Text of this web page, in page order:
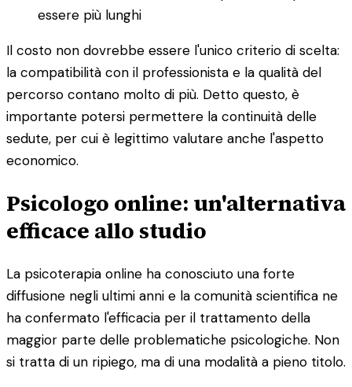
essere più lunghi
Il costo non dovrebbe essere l'unico criterio di scelta:
la compatibilità con il professionista e la qualità del
percorso contano molto di più. Detto questo, è
importante potersi permettere la continuità delle
sedute, per cui è legittimo valutare anche l'aspetto
economico.
Psicologo online: un'alternativa
efficace allo studio
La psicoterapia online ha conosciuto una forte
diffusione negli ultimi anni e la comunità scientifica ne
ha confermato l'efficacia per il trattamento della
maggior parte delle problematiche psicologiche. Non
si tratta di un ripiego, ma di una modalità a pieno titolo.